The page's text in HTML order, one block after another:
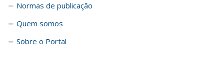
Normas de publicação
Quem somos
Sobre o Portal